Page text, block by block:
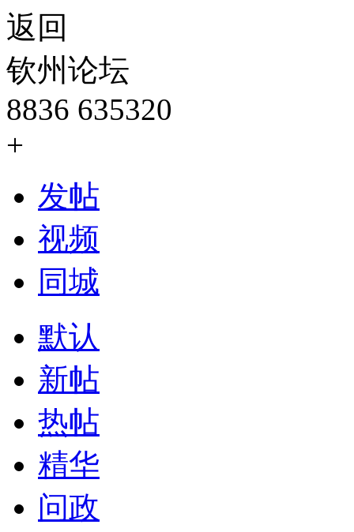
返回
钦州论坛
8836 635320
+
发帖
视频
同城
默认
新帖
热帖
精华
问政